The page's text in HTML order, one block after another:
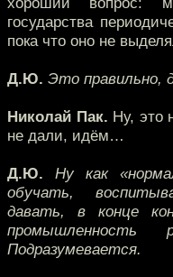
государства
пока что оно не
Д.Ю. Это правильно,
Николай Пак. Ну, это
не дали, идём…
Д.Ю. Ну как
обучать,
давать, в конце
Подразумевается.